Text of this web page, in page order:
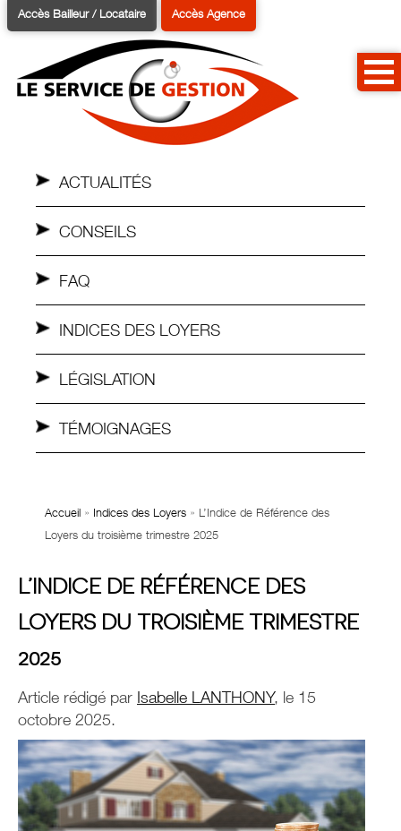
Accès Bailleur / Locataire Accès Agence
ACTUALITÉS
CONSEILS
FAQ
INDICES DES LOYERS
LÉGISLATION
TÉMOIGNAGES
Accueil » Indices des Loyers » L’Indice de Référence des
Loyers du troisième trimestre 2025
L’INDICE DE RÉFÉRENCE DES
LOYERS DU TROISIÈME TRIMESTRE
2025
Article rédigé par Isabelle LANTHONY, le 15
octobre 2025.